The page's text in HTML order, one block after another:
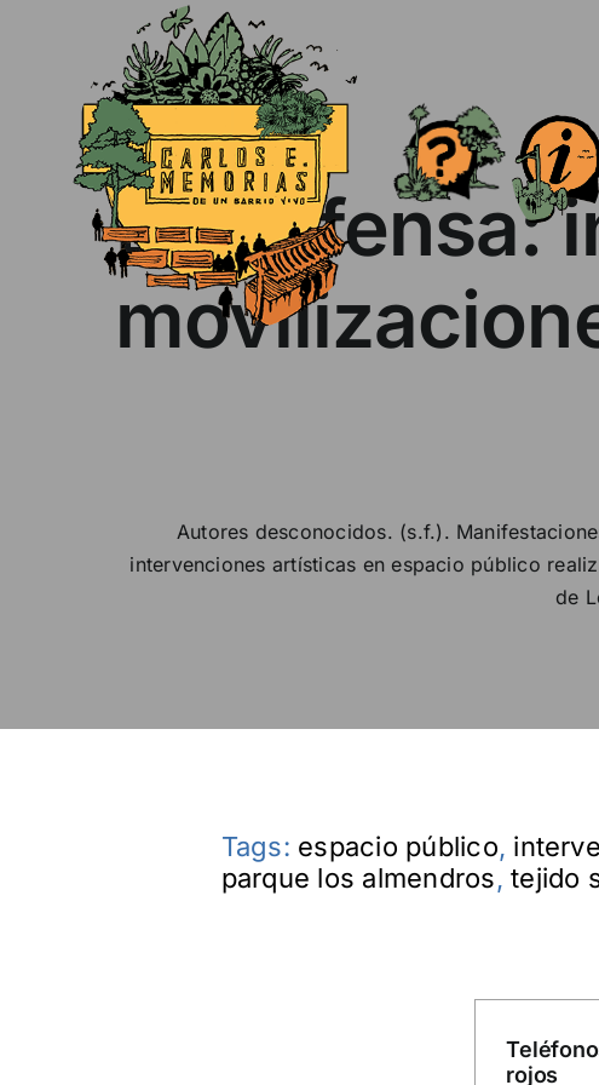
En defensa:
Autores desconocidos. (s.f.).
intervenciones artísticas en espacio público
de
Tags: espacio público,
parque los almendros,tejido
rojos